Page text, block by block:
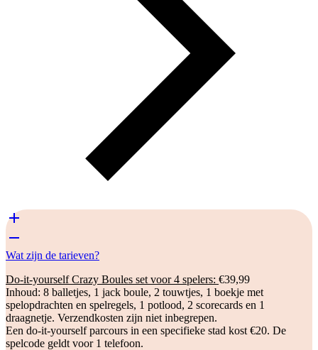
Wat zijn de tarieven?
Do-it-yourself Crazy Boules set voor 4 spelers: €39,99
Inhoud: 8 balletjes, 1 jack boule, 2 touwtjes, 1 boekje met
spelopdrachten en spelregels, 1 potlood, 2 scorecards en 1
draagnetje. Verzendkosten zijn niet inbegrepen.
Een do-it-yourself parcours in een specifieke stad kost €20. De
spelcode geldt voor 1 telefoon.